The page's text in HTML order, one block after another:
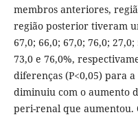
membros anteriores,
região posterior tiveram
67,0; 66,0; 67,0; 76,0;
73,0 e 76,0%,
diferenças (P<0,05) para
diminuiu com o aumento
peri-renal que aumentou.